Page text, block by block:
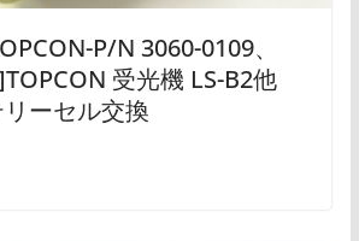
P/N 3060-0109、
受光機 LS-B2他
ーセル交換